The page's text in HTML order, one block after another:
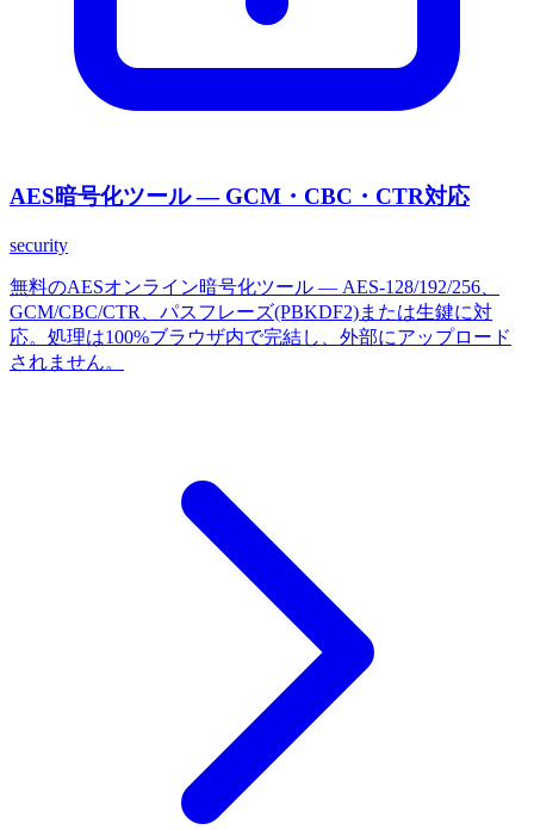
AES暗号化ツール — GCM・CBC・CTR対応
security
無料のAESオンライン暗号化ツール — AES-128/192/256、
GCM/CBC/CTR、パスフレーズ(PBKDF2)または生鍵に対
応。処理は100%ブラウザ内で完結し、外部にアップロード
されません。